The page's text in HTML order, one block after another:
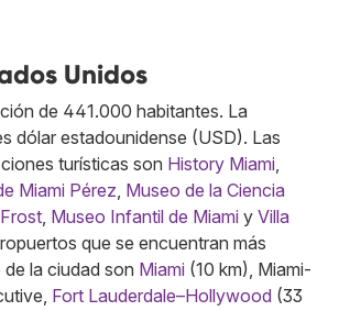
Unidos
de 441.000 habitantes. La
dólar estadounidense (USD). Las
turísticas son History Miami
Miami Pérez Museo de la Ciencia
Museo Infantil de Miami y Villa
que se encuentran más
la ciudad son Miami (10 km), Miami-
Fort Lauderdale–Hollywood (33